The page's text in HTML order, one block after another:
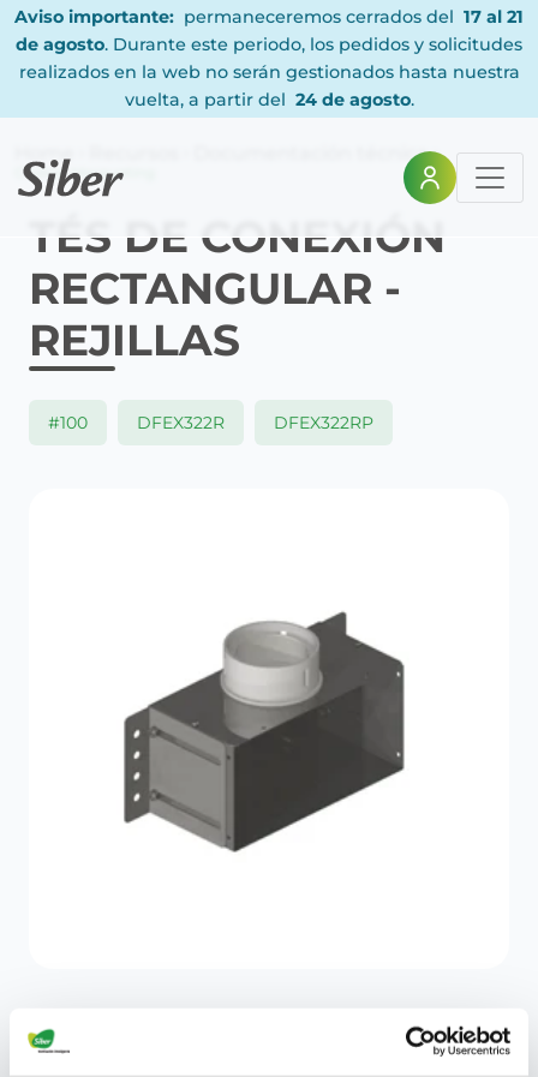
Aviso importante: permaneceremos cerrados del 17 al 21
de agosto. Durante este periodo, los pedidos y solicitudes
realizados en la web no serán gestionados hasta nuestra
vuelta, a partir del 24 de agosto.
Home Documentación técnica
Código Marqueting
TÉS DE CONEXIÓN
RECTANGULAR -
REJILLAS
#100 DFEX322R DFEX322RP
Accesorio sistema Pure Air